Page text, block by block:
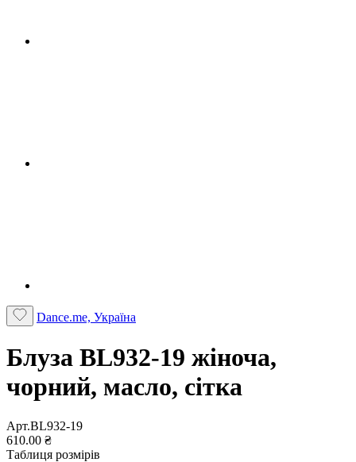
Dance.me, Україна
Блуза BL932-19 жіноча,
чорний, масло, сітка
Арт.BL932-19
610.00 ₴
Таблиця розмірів